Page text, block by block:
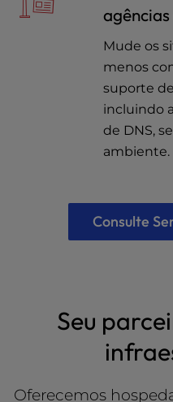
Mude os
menos
suporte
incluindo
de DNS,
ambiente.
Consulte
Seu
Oferecemos